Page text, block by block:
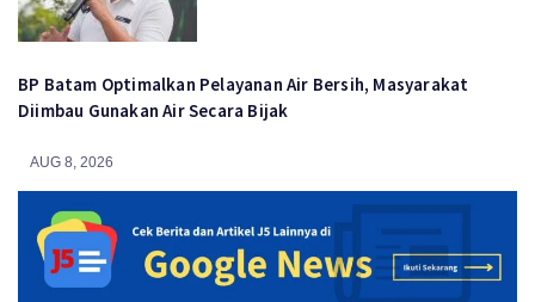
BP Batam Optimalkan Pelayanan Air Bersih, Masyarakat
Diimbau Gunakan Air Secara Bijak
AUG 8, 2026